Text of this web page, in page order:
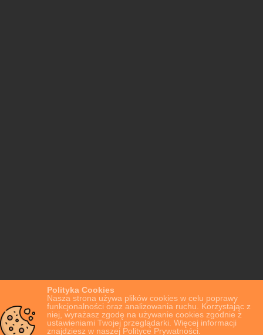
Polityka Cookies
Nasza strona używa plików cookies w celu poprawy
funkcjonalności oraz analizowania ruchu. Korzystając z
niej, wyrażasz zgodę na używanie cookies zgodnie z
ustawieniami Twojej przeglądarki. Więcej informacji
znajdziesz w naszej Polityce Prywatności.